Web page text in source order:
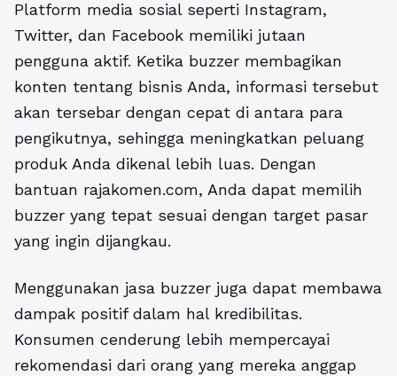
Platform media sosial seperti Instagram,
Twitter, dan Facebook memiliki jutaan
pengguna aktif. Ketika buzzer membagikan
konten tentang bisnis Anda, informasi tersebut
akan tersebar dengan cepat di antara para
pengikutnya, sehingga meningkatkan peluang
produk Anda dikenal lebih luas. Dengan
bantuan rajakomen.com, Anda dapat memilih
buzzer yang tepat sesuai dengan target pasar
yang ingin dijangkau.
Menggunakan jasa buzzer juga dapat membawa
dampak positif dalam hal kredibilitas.
Konsumen cenderung lebih mempercayai
rekomendasi dari orang yang mereka anggap